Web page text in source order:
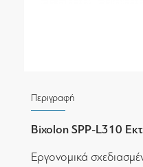
Περιγραφή
Bixolon SPP-L310
Εργονομικά